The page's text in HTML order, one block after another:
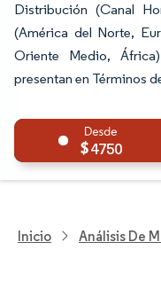
Distribución (Canal
(América del Norte,
Oriente Medio,
presentan en Términos
4750
Inicio Análisis De